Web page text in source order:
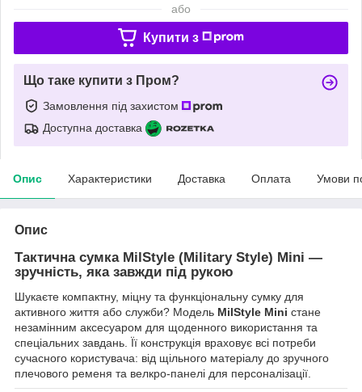
або
Купити з
Що таке купити з Пром?
Замовлення під захистом
Доступна доставка
Опис Характеристики Доставка Оплата Умови
Опис
Тактична сумка MilStyle (Military Style) Mini —
зручність, яка завжди під рукою
Шукаєте компактну, міцну та функціональну сумку для
активного життя або служби? Модель MilStyle Mini стане
незамінним аксесуаром для щоденного використання та
спеціальних завдань. Її конструкція враховує всі потреби
сучасного користувача: від щільного матеріалу до зручного
плечового ременя та велкро-панелі для персоналізації.